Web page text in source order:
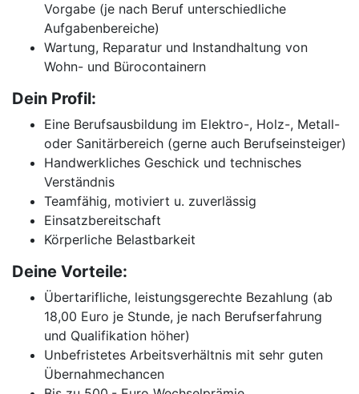
Vorgabe (je nach Beruf unterschiedliche
Aufgabenbereiche)
Wartung, Reparatur und Instandhaltung von
Wohn- und Bürocontainern
Dein Profil:
Eine Berufsausbildung im Elektro-, Holz-, Metall-
oder Sanitärbereich (gerne auch Berufseinsteiger)
Handwerkliches Geschick und technisches
Verständnis
Teamfähig, motiviert u. zuverlässig
Einsatzbereitschaft
Körperliche Belastbarkeit
Deine Vorteile:
Übertarifliche, leistungsgerechte Bezahlung (ab
18,00 Euro je Stunde, je nach Berufserfahrung
und Qualifikation höher)
Unbefristetes Arbeitsverhältnis mit sehr guten
Übernahmechancen